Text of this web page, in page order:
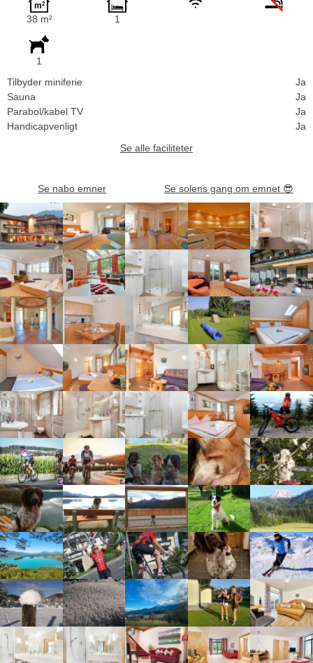
38 m² 1
1
Tilbyder miniferie
Ja
Sauna
Ja
Parabol/kabel TV
Ja
Handicapvenligt
Ja
Se alle faciliteter
Se nabo emner Se solens gang om emnet 😎